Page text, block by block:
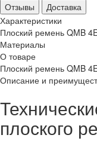
Отзывы
Доставка
Характеристики
Плоский ремень QMB
Материалы
О товаре
Плоский ремень QMB
Описание и
плоского